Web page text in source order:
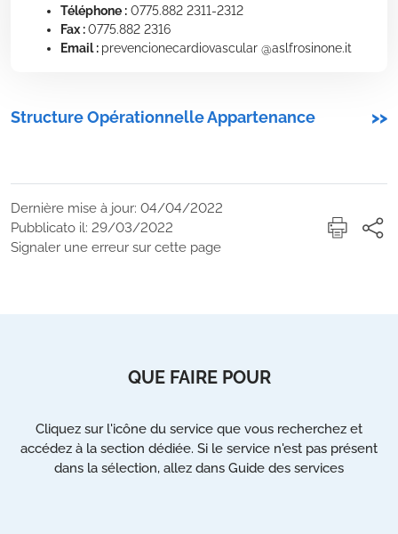
Téléphone : 0775.882 2311-2312
Fax :0775.882 2316
Email : prevencionecardiovascular @aslfrosinone.it
Structure Opérationnelle Appartenance >>
Dernière mise à jour: 04/04/2022
Pubblicato il: 29/03/2022
Signaler une erreur sur cette page
QUE FAIRE POUR
Cliquez sur l'icône du service que vous recherchez et
accédez à la section dédiée. Si le service n'est pas présent
dans la sélection, allez dans Guide des services